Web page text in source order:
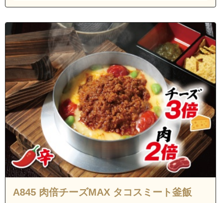
A845 肉倍チーズMAX タコスミート釜飯